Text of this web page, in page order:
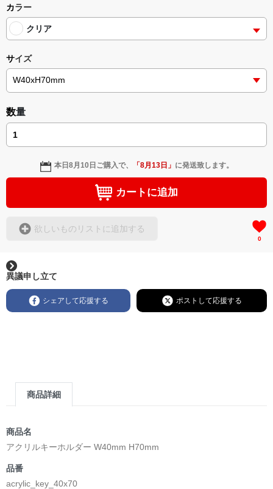
カラー
クリア
サイズ
数量
本日8月10日 ご購入で、 「8月13日 」 に発送致します。
カートに追加
欲しいものリストに追加する
0
異議申し立て
シェアして応援する ポストして応援する
商品詳細
商品名
アクリルキーホルダー W40mm H70mm
品番
acrylic_key_40x70